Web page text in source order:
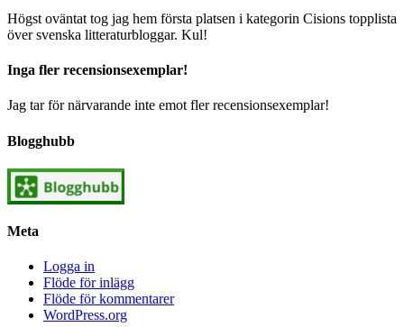
Högst oväntat tog jag hem första platsen i kategorin Cisions topplista
över svenska litteraturbloggar. Kul!
Inga fler recensionsexemplar!
Jag tar för närvarande inte emot fler recensionsexemplar!
Blogghubb
Meta
Logga in
Flöde för inlägg
Flöde för kommentarer
WordPress.org